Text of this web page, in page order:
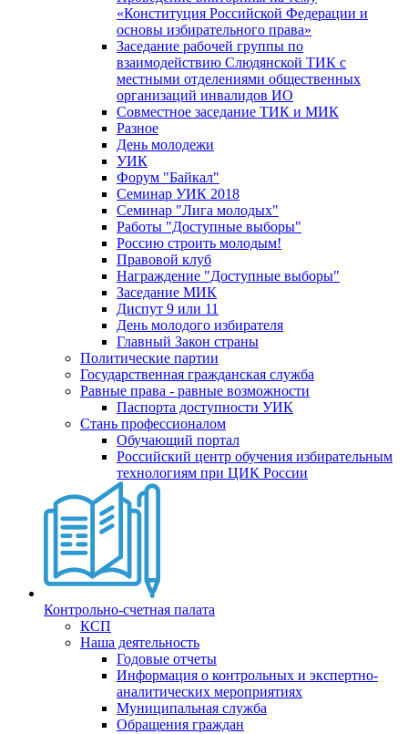
«Конституция Российской Федерации и
основы избирательного права»
Заседание рабочей группы по
взаимодействию Слюдянской ТИК с
местными отделениями общественных
организаций инвалидов ИО
Совместное заседание ТИК и МИК
Разное
День молодежи
УИК
Форум "Байкал"
Семинар УИК 2018
Семинар "Лига молодых"
Работы "Доступные выборы"
Россию строить молодым!
Правовой клуб
Награждение "Доступные выборы"
Заседание МИК
Диспут 9 или 11
День молодого избирателя
Главный Закон страны
Политические партии
Государственная гражданская служба
Равные права - равные возможности
Паспорта доступности УИК
Стань профессионалом
Обучающий портал
Российский центр обучения избирательным
технологиям при ЦИК России
Контрольно-счетная палата
КСП
Наша деятельность
Годовые отчеты
Информация о контрольных и экспертно-
аналитических мероприятиях
Муниципальная служба
Обращения граждан